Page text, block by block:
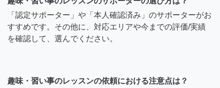
「認定サポーター」や「本人確認済み」のサポーターがお
すすめです。その他に、対応エリアや今までの評価/実績
を確認して、選んでください。
趣味・習い事のレッスンの依頼における注意点は？